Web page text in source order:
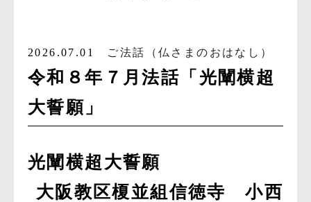
2026.07.01 ご法話（仏さまのおはなし）
令和８年７月法話「光闡横超
大誓願」
光闡横超大誓願
大阪教区榎並組信徳寺 小西